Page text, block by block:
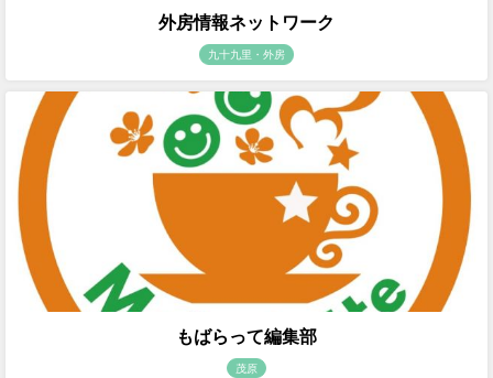
外房情報ネットワーク
九十九里・外房
もばらって編集部
茂原